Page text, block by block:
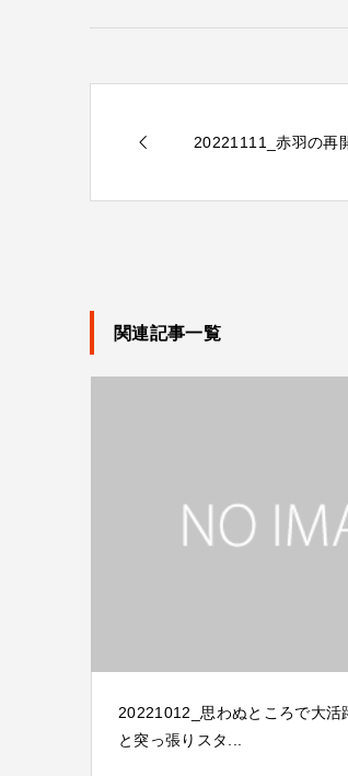
20221111_赤羽の再
関連記事一覧
20221012_思わぬところで大活
と突っ張りスタ...